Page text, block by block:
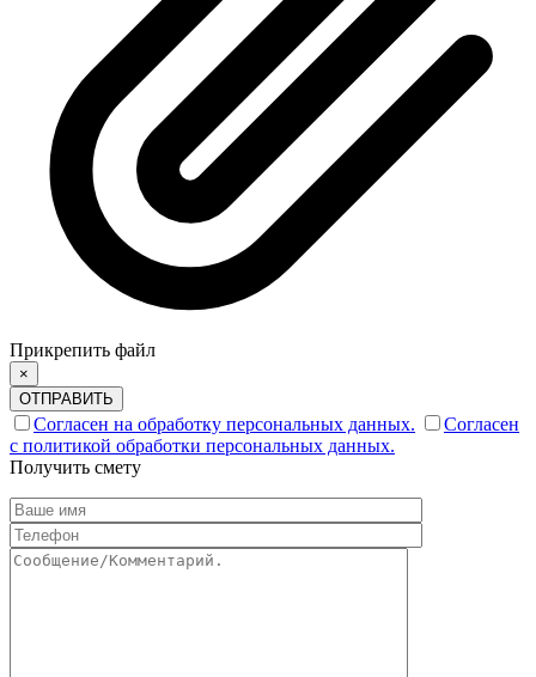
Прикрепить файл
×
ОТПРАВИТЬ
Согласен на обработку персональных данных.
Согласен
с политикой обработки персональных данных.
Получить смету